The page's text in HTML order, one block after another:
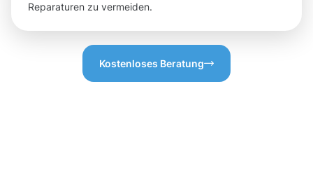
Reparaturen zu vermeiden.
Kostenloses Beratung